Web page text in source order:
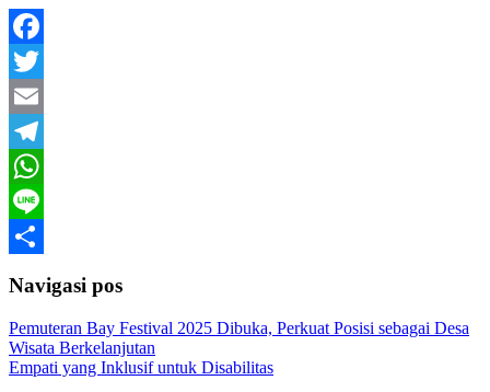
Facebook
Twitter
Email
Telegram
WhatsApp
Line
Navigasi pos
Pemuteran Bay Festival 2025 Dibuka, Perkuat Posisi sebagai Desa
Wisata Berkelanjutan
Empati yang Inklusif untuk Disabilitas